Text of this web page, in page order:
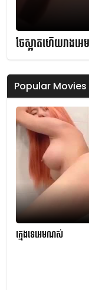
ចែស្អាតហើយរាងអ
Popular Movies
ក្មេងទេអេមណស់